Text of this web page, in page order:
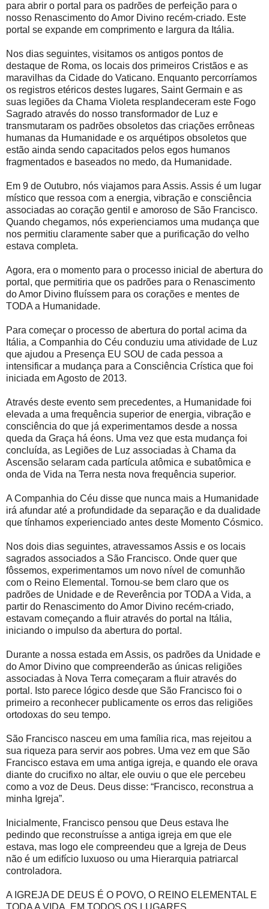
para abrir o portal para os padrões de perfeição para o
nosso Renascimento do Amor Divino recém-criado. Este
portal se expande em comprimento e largura da Itália.
Nos dias seguintes, visitamos os antigos pontos de
destaque de Roma, os locais dos primeiros Cristãos e as
maravilhas da Cidade do Vaticano. Enquanto percorríamos
os registros etéricos destes lugares, Saint Germain e as
suas legiões da Chama Violeta resplandeceram este Fogo
Sagrado através do nosso transformador de Luz e
transmutaram os padrões obsoletos das criações errôneas
humanas da Humanidade e os arquétipos obsoletos que
estão ainda sendo capacitados pelos egos humanos
fragmentados e baseados no medo, da Humanidade.
Em 9 de Outubro, nós viajamos para Assis. Assis é um lugar
místico que ressoa com a energia, vibração e consciência
associadas ao coração gentil e amoroso de São Francisco.
Quando chegamos, nós experienciamos uma mudança que
nos permitiu claramente saber que a purificação do velho
estava completa.
Agora, era o momento para o processo inicial de abertura do
portal, que permitiria que os padrões para o Renascimento
do Amor Divino fluíssem para os corações e mentes de
TODA a Humanidade.
Para começar o processo de abertura do portal acima da
Itália, a Companhia do Céu conduziu uma atividade de Luz
que ajudou a Presença EU SOU de cada pessoa a
intensificar a mudança para a Consciência Crística que foi
iniciada em Agosto de 2013.
Através deste evento sem precedentes, a Humanidade foi
elevada a uma frequência superior de energia, vibração e
consciência do que já experimentamos desde a nossa
queda da Graça há éons. Uma vez que esta mudança foi
concluída, as Legiões de Luz associadas à Chama da
Ascensão selaram cada partícula atômica e subatômica e
onda de Vida na Terra nesta nova frequência superior.
A Companhia do Céu disse que nunca mais a Humanidade
irá afundar até a profundidade da separação e da dualidade
que tínhamos experienciado antes deste Momento Cósmico.
Nos dois dias seguintes, atravessamos Assis e os locais
sagrados associados a São Francisco. Onde quer que
fôssemos, experimentamos um novo nível de comunhão
com o Reino Elemental. Tornou-se bem claro que os
padrões de Unidade e de Reverência por TODA a Vida, a
partir do Renascimento do Amor Divino recém-criado,
estavam começando a fluir através do portal na Itália,
iniciando o impulso da abertura do portal.
Durante a nossa estada em Assis, os padrões da Unidade e
do Amor Divino que compreenderão as únicas religiões
associadas à Nova Terra começaram a fluir através do
portal. Isto parece lógico desde que São Francisco foi o
primeiro a reconhecer publicamente os erros das religiões
ortodoxas do seu tempo.
São Francisco nasceu em uma família rica, mas rejeitou a
sua riqueza para servir aos pobres. Uma vez em que São
Francisco estava em uma antiga igreja, e quando ele orava
diante do crucifixo no altar, ele ouviu o que ele percebeu
como a voz de Deus. Deus disse: “Francisco, reconstrua a
minha Igreja”.
Inicialmente, Francisco pensou que Deus estava lhe
pedindo que reconstruísse a antiga igreja em que ele
estava, mas logo ele compreendeu que a Igreja de Deus
não é um edifício luxuoso ou uma Hierarquia patriarcal
controladora.
A IGREJA DE DEUS É O POVO, O REINO ELEMENTAL E